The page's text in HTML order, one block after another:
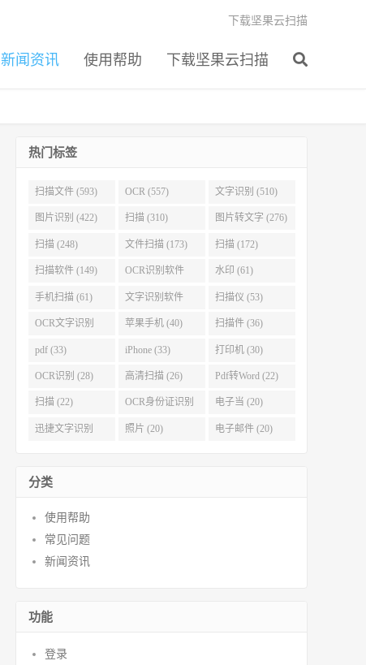
新闻资讯 使用帮助 下载坚果云扫描
下载坚果云扫描
热门标签
扫描文件 (593) OCR (557) 文字识别 (510)
图片识别 (422) 扫描 (310) 图片转文字 (276)
扫描 (248) 文件扫描 (173) 扫描 (172)
扫描软件 (149) OCR识别软件
(103)
水印 (61)
手机扫描 (61) 文字识别软件
(60)
扫描仪 (53)
OCR文字识别
(51)
苹果手机 (40) 扫描件 (36)
pdf (33) iPhone (33) 打印机 (30)
OCR识别 (28) 高清扫描 (26) Pdf转Word (22)
扫描 (22) OCR身份证识别
(21)
电子当 (20)
迅捷文字识别 照片 (20) 电子邮件 (20)
分类
使用帮助
常见问题
新闻资讯
功能
登录